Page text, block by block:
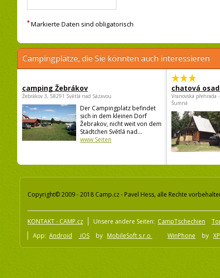
* Markierte Daten sind obligatorisch
Campingplätze, die Sie könnten auch interessieren
camping Žebrákov
Žebrákov 3, 58291 Světlá nad Sázavou
Der Campingplatz befindet
sich in dem kleinen Dorf
Žebrakov, nicht weit von dem
Städtchen Světlá nad...
www Seiten
chatová
Vranovská přehrada
Šumná
Copyright© 2009 - 2018 Camp.cz - Pavel Hess, alle Rechte
KONTAKT - CAMP.cz Unsere andere Seiten: CampTschechien
App: Android iOS by MobileSoft s.r.o WinPhone by